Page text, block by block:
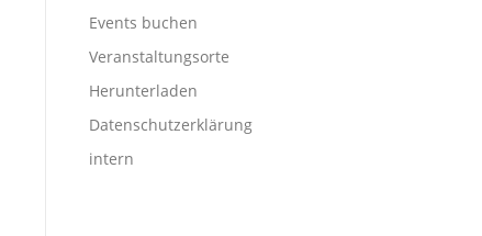
Events buchen
Veranstaltungsorte
Herunterladen
Datenschutzerklärung
intern